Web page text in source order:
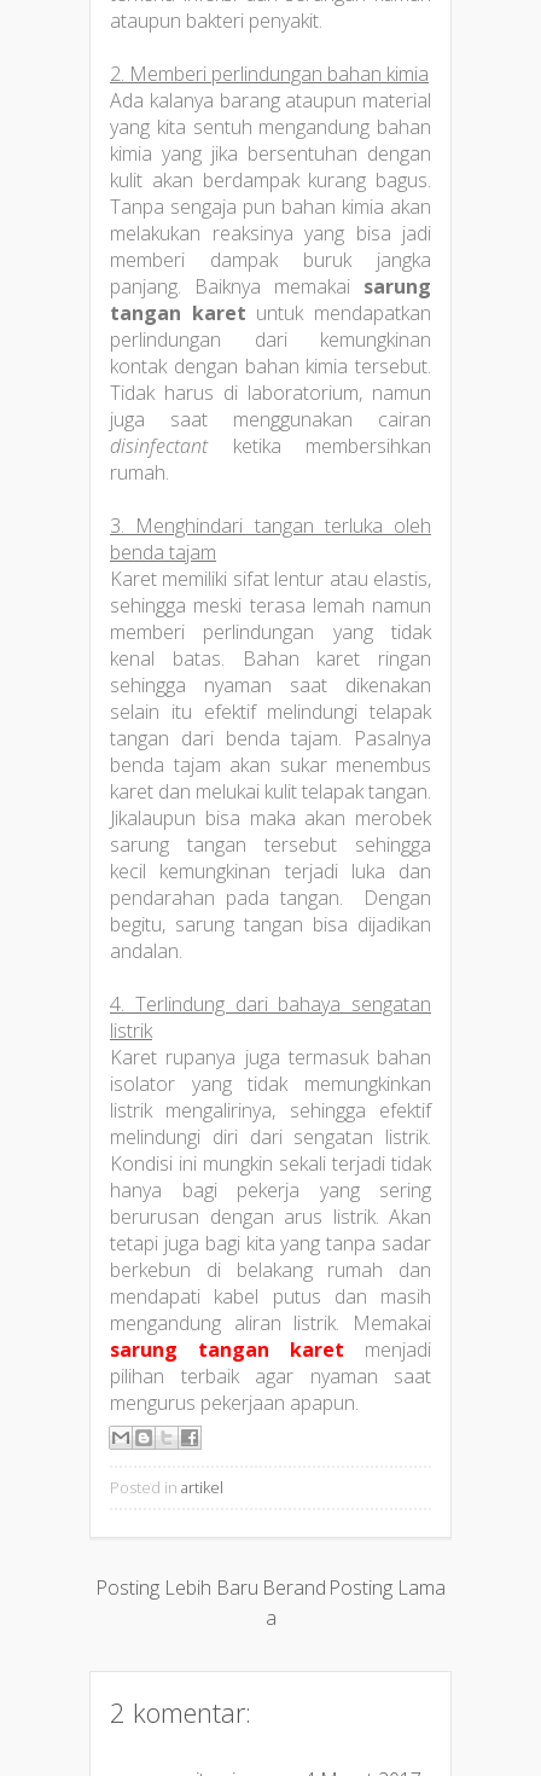
ataupun bakteri penyakit.
2. Memberi perlindungan bahan kimia
Ada kalanya barang ataupun material
yang kita sentuh mengandung bahan
kimia yang jika bersentuhan dengan
kulit akan berdampak kurang bagus.
Tanpa sengaja pun bahan kimia akan
melakukan reaksinya yang bisa jadi
memberi dampak buruk jangka
panjang. Baiknya memakai sarung
tangan karet untuk mendapatkan
perlindungan dari kemungkinan
kontak dengan bahan kimia tersebut.
Tidak harus di laboratorium, namun
juga saat menggunakan cairan
disinfectantketika membersihkan
rumah.
3. Menghindari tangan terluka oleh
benda tajam
Karet memiliki sifat lentur atau elastis,
sehingga meski terasa lemah namun
memberi perlindungan yang tidak
kenal batas. Bahan karet ringan
sehingga nyaman saat dikenakan
selain itu efektif melindungi telapak
tangan dari benda tajam. Pasalnya
benda tajam akan sukar menembus
karet dan melukai kulit telapak tangan.
Jikalaupun bisa maka akan merobek
sarung tangan tersebut sehingga
kecil kemungkinan terjadi luka dan
pendarahan pada tangan. Dengan
begitu, sarung tangan bisa dijadikan
andalan.
4. Terlindung dari bahaya sengatan
listrik
Karet rupanya juga termasuk bahan
isolator yang tidak memungkinkan
listrik mengalirinya, sehingga efektif
melindungi diri dari sengatan listrik.
Kondisi ini mungkin sekali terjadi tidak
hanya bagi pekerja yang sering
berurusan dengan arus listrik. Akan
tetapi juga bagi kita yang tanpa sadar
berkebun di belakang rumah dan
mendapati kabel putus dan masih
mengandung aliran listrik. Memakai
sarung tangan karet menjadi
pilihan terbaik agar nyaman saat
mengurus pekerjaan apapun.
Posted in artikel
Posting Lebih Baru Posting Lama
Berand
a
2 komentar: